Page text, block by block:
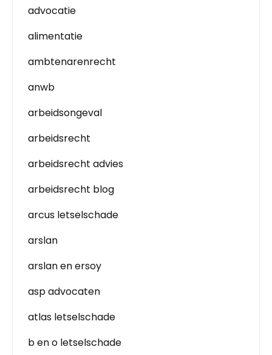
advocatie
alimentatie
ambtenarenrecht
anwb
arbeidsongeval
arbeidsrecht
arbeidsrecht advies
arbeidsrecht blog
arcus letselschade
arslan
arslan en ersoy
asp advocaten
atlas letselschade
b en o letselschade